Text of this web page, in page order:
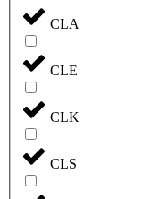
CLA
CLE
CLK
CLS